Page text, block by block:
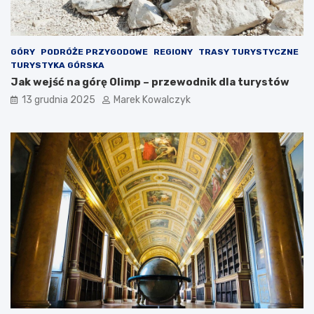
a
c
z
y
ć
?
c
e
GÓRY PODRÓŻE PRZYGODOWE REGIONY
TRASY TURYSTYCZNE
TURYSTYKA GÓRSKA
Jak wejść na górę Olimp – przewodnik dla turystów
13 grudnia 2025 Marek Kowalczyk